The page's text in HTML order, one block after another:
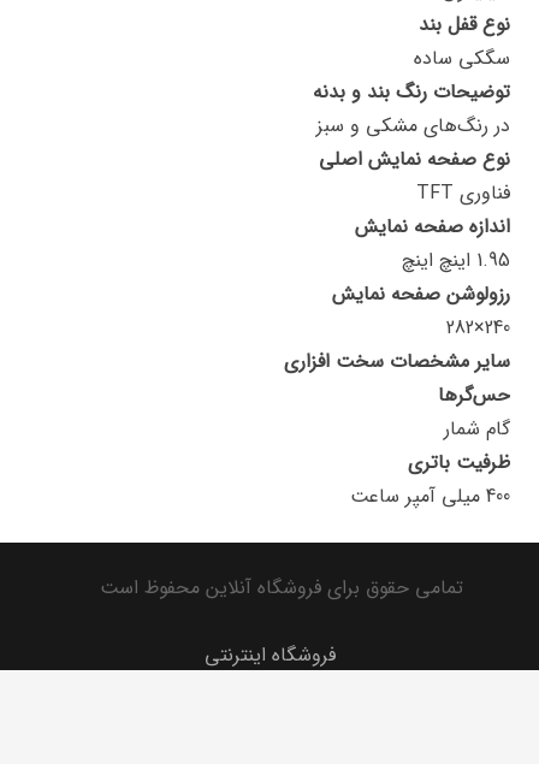
نوع قفل بند
سگکی ساده
توضیحات رنگ بند و بدنه
در رنگ‌های مشکی و سبز
نوع صفحه نمایش اصلی
فناوری TFT
اندازه صفحه نمایش
1.95 اینچ اینچ
رزولوشن صفحه نمایش
240×282
سایر مشخصات سخت افزاری
حس‌گرها
گام شمار
ظرفیت باتری
400 میلی آمپر ساعت
تمامی حقوق برای فروشگاه آنلاین محفوظ است
فروشگاه اینترنتی